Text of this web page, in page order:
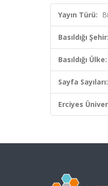
Yayın Türü:
Basıldığı Şehir:
Basıldığı Ülke:
Sayfa Sayıları:
Erciyes